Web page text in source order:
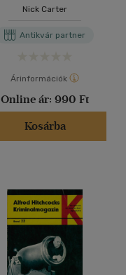
Nick Carter
Antikvár partner
Árinformációk
Online ár: 990 Ft
Kosárba